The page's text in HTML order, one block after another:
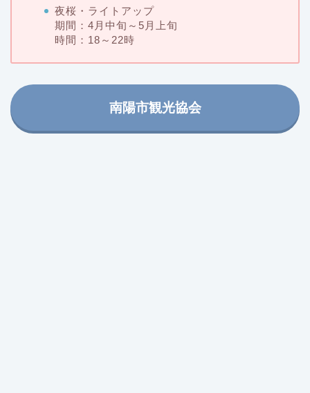
夜桜・ライトアップ
期間：4月中旬～5月上旬
時間：18～22時
南陽市観光協会